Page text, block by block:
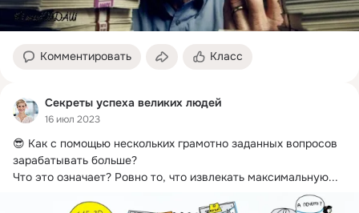
Комментировать Класс
Секреты успеха великих людей
16 июл 2023
😎 Как с помощью нескольких грамотно заданных вопросов
зарабатывать больше?
Что это означает? Ровно то, что извлекать максимальную...